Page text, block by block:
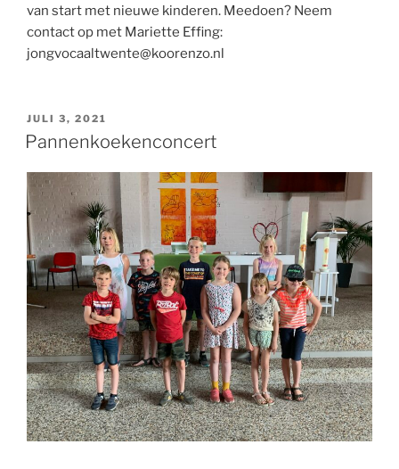
van start met nieuwe kinderen. Meedoen? Neem
contact op met Mariette Effing:
jongvocaaltwente@koorenzo.nl
GEPLAATST
OP
JULI 3, 2021
Pannenkoekenconcert